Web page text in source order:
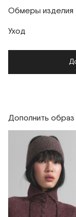
Шоурум
г. Москва, Малая
Обмеры изделия
Уход
Дополнить образ